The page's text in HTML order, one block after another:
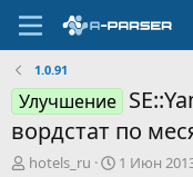
1.0.91
Улучшение
вордстат по
А
hotels_ru
Д1 Июн